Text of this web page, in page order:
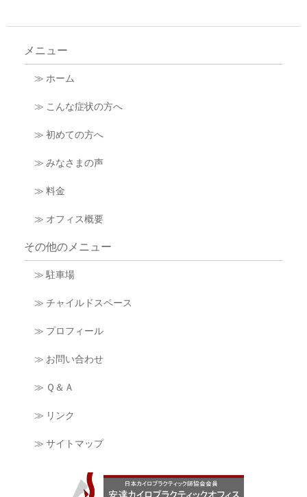
メニュー
≫ ホーム
≫ こんな症状の方へ
≫ 初めての方へ
≫ みなさまの声
≫ 料金
≫ オフィス概要
その他のメニュー
≫ 駐車場
≫ チャイルドスペース
≫ プロフィール
≫ お問い合わせ
≫ Ｑ＆Ａ
≫ リンク
≫ サイトマップ